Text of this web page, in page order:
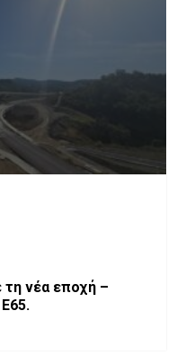
τη νέα εποχή –